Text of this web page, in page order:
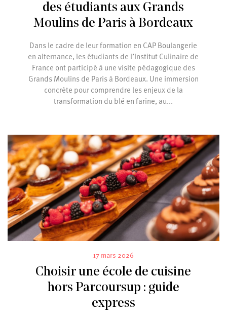
des étudiants aux Grands
Moulins de Paris à Bordeaux
Dans le cadre de leur formation en CAP Boulangerie
en alternance, les étudiants de l’Institut Culinaire de
France ont participé à une visite pédagogique des
Grands Moulins de Paris à Bordeaux. Une immersion
concrète pour comprendre les enjeux de la
transformation du blé en farine, au...
17 mars 2026
Choisir une école de cuisine
hors Parcoursup : guide
express